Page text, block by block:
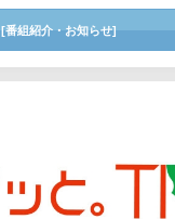
[番組紹介・お知らせ]